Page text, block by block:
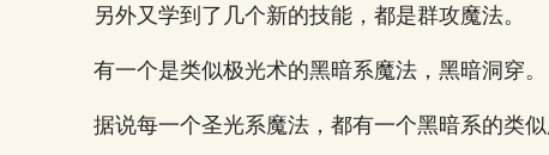
另外又学到了几个新的技能，都是群攻魔法。
有一个是类似极光术的黑暗系魔法，黑暗洞穿。
据说每一个圣光系魔法，都有一个黑暗系的类